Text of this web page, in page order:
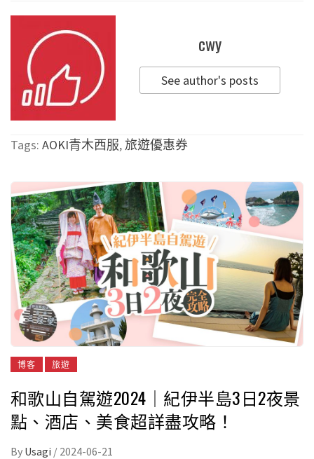
cwy
See author's posts
Tags: AOKI青木西服, 旅遊優惠券
博客 旅遊
和歌山自駕遊2024｜紀伊半島3日2夜景
點、酒店、美食超詳盡攻略！
By Usagi / 2024-06-21